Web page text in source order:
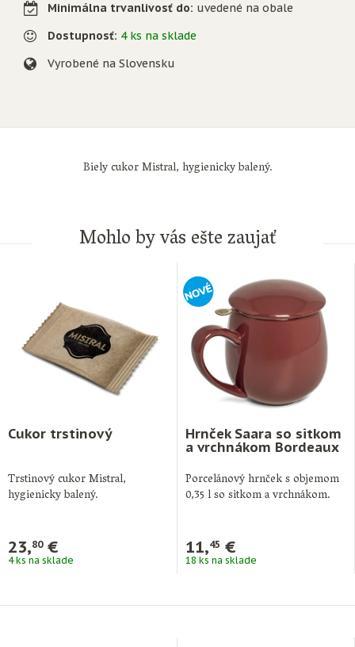
Minimálna trvanlivosť do: uvedené na obale
Dostupnosť: 4 ks na sklade
Vyrobené na Slovensku
Biely cukor Mistral, hygienicky balený.
Mohlo by vás ešte zaujať
Cukor trstinový
Trstinový cukor Mistral,
hygienicky balený.
23,80€
4 ks na sklade
Hrnček Saara so sitkom
a vrchnákom Bordeaux
Porcelánový hrnček s objemom
0,35 l so sitkom a vrchnákom.
11,45 €
18 ks na sklade